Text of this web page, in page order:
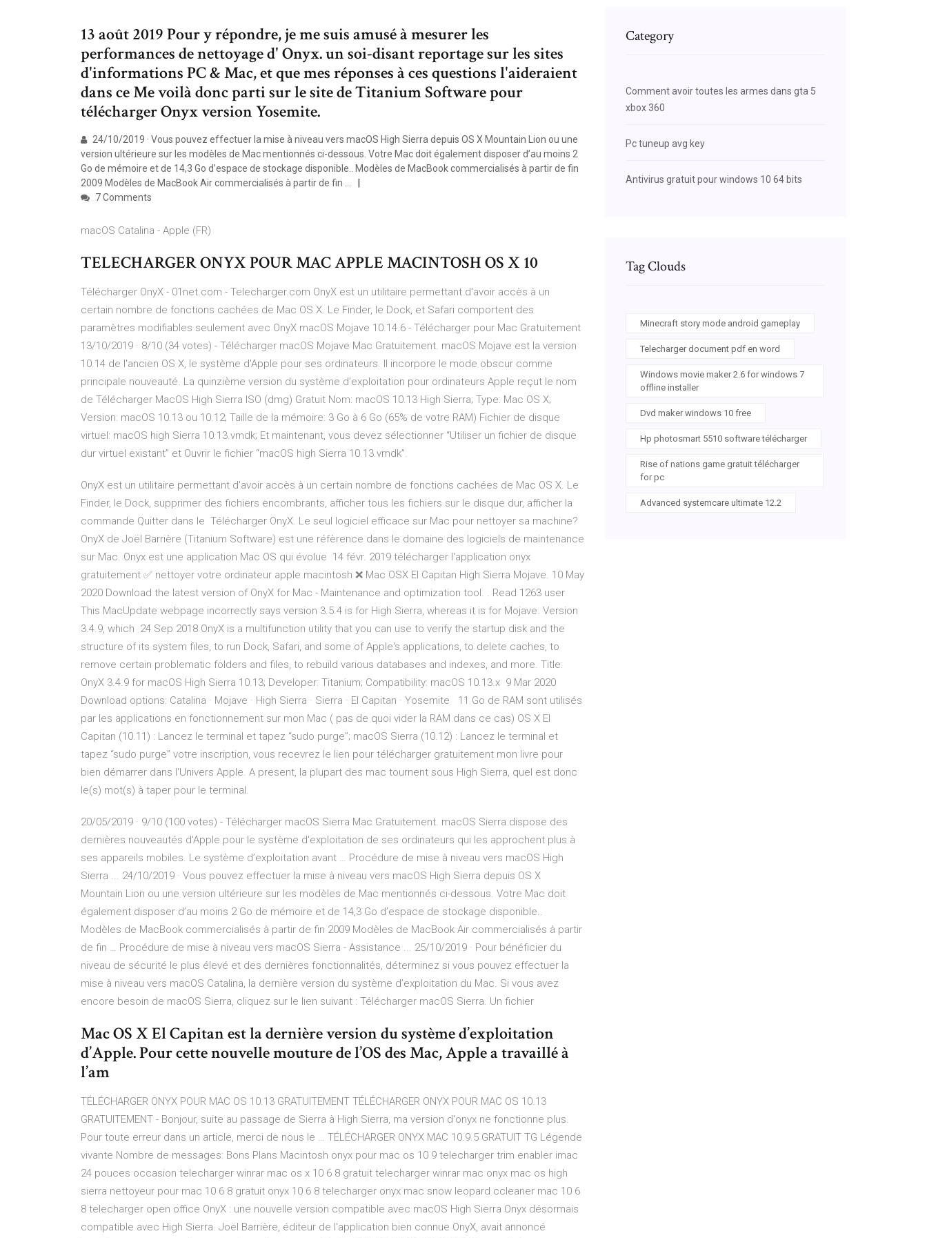
13 août 2019 Pour y répondre, je me suis amusé à mesurer les
performances de nettoyage d' Onyx. un soi-disant reportage sur les sites
d'informations PC & Mac, et que mes réponses à ces questions l'aideraient
dans ce Me voilà donc parti sur le site de Titanium Software pour
télécharger Onyx version Yosemite.
24/10/2019 · Vous pouvez effectuer la mise à niveau vers macOS High Sierra depuis OS X Mountain Lion ou une
version ultérieure sur les modèles de Mac mentionnés ci-dessous. Votre Mac doit également disposer d’au moins 2
Go de mémoire et de 14,3 Go d’espace de stockage disponible.. Modèles de MacBook commercialisés à partir de fin
2009 Modèles de MacBook Air commercialisés à partir de fin …
7 Comments
macOS Catalina - Apple (FR)
TELECHARGER ONYX POUR MAC APPLE MACINTOSH OS X 10
Télécharger OnyX - 01net.com - Telecharger.com OnyX est un utilitaire permettant d'avoir accès à un
certain nombre de fonctions cachées de Mac OS X. Le Finder, le Dock, et Safari comportent des
paramètres modifiables seulement avec OnyX macOS Mojave 10.14.6 - Télécharger pour Mac Gratuitement
13/10/2019 · 8/10 (34 votes) - Télécharger macOS Mojave Mac Gratuitement. macOS Mojave est la version
10.14 de l'ancien OS X, le système d'Apple pour ses ordinateurs. Il incorpore le mode obscur comme
principale nouveauté. La quinzième version du système d’exploitation pour ordinateurs Apple reçut le nom
de Télécharger MacOS High Sierra ISO (dmg) Gratuit Nom: macOS 10.13 High Sierra; Type: Mac OS X;
Version: macOS 10.13 ou 10.12; Taille de la mémoire: 3 Go à 6 Go (65% de votre RAM) Fichier de disque
virtuel: macOS high Sierra 10.13.vmdk; Et maintenant, vous devez sélectionner “Utiliser un fichier de disque
dur virtuel existant” et Ouvrir le fichier “macOS high Sierra 10.13.vmdk”.
OnyX est un utilitaire permettant d'avoir accès à un certain nombre de fonctions cachées de Mac OS X. Le
Finder, le Dock, supprimer des fichiers encombrants, afficher tous les fichiers sur le disque dur, afficher la
commande Quitter dans le Télécharger OnyX. Le seul logiciel efficace sur Mac pour nettoyer sa machine?
OnyX de Joël Barrière (Titanium Software) est une réfèrence dans le domaine des logiciels de maintenance
sur Mac. Onyx est une application Mac OS qui évolue 14 févr. 2019 télécharger l'application onyx
gratuitement ✅ nettoyer votre ordinateur apple macintosh ❌ Mac OSX El Capitan High Sierra Mojave. 10 May
2020 Download the latest version of OnyX for Mac - Maintenance and optimization tool. . Read 1263 user
This MacUpdate webpage incorrectly says version 3.5.4 is for High Sierra, whereas it is for Mojave. Version
3.4.9, which 24 Sep 2018 OnyX is a multifunction utility that you can use to verify the startup disk and the
structure of its system files, to run Dock, Safari, and some of Apple's applications, to delete caches, to
remove certain problematic folders and files, to rebuild various databases and indexes, and more. Title:
OnyX 3.4.9 for macOS High Sierra 10.13; Developer: Titanium; Compatibility: macOS 10.13.x 9 Mar 2020
Download options: Catalina · Mojave · High Sierra · Sierra · El Capitan · Yosemite 11 Go de RAM sont utilisés
par les applications en fonctionnement sur mon Mac ( pas de quoi vider la RAM dans ce cas) OS X El
Capitan (10.11) : Lancez le terminal et tapez “sudo purge”; macOS Sierra (10.12) : Lancez le terminal et
tapez “sudo purge” votre inscription, vous recevrez le lien pour télécharger gratuitement mon livre pour
bien démarrer dans l'Univers Apple. A present, la plupart des mac tournent sous High Sierra, quel est donc
le(s) mot(s) à taper pour le terminal.
20/05/2019 · 9/10 (100 votes) - Télécharger macOS Sierra Mac Gratuitement. macOS Sierra dispose des
dernières nouveautés d'Apple pour le système d'exploitation de ses ordinateurs qui les approchent plus à
ses appareils mobiles. Le système d’exploitation avant … Procédure de mise à niveau vers macOS High
Sierra ... 24/10/2019 · Vous pouvez effectuer la mise à niveau vers macOS High Sierra depuis OS X
Mountain Lion ou une version ultérieure sur les modèles de Mac mentionnés ci-dessous. Votre Mac doit
également disposer d’au moins 2 Go de mémoire et de 14,3 Go d’espace de stockage disponible..
Modèles de MacBook commercialisés à partir de fin 2009 Modèles de MacBook Air commercialisés à partir
de fin … Procédure de mise à niveau vers macOS Sierra - Assistance ... 25/10/2019 · Pour bénéficier du
niveau de sécurité le plus élevé et des dernières fonctionnalités, déterminez si vous pouvez effectuer la
mise à niveau vers macOS Catalina, la dernière version du système d’exploitation du Mac. Si vous avez
encore besoin de macOS Sierra, cliquez sur le lien suivant : Télécharger macOS Sierra. Un fichier
Mac OS X El Capitan est la dernière version du système d’exploitation
d’Apple. Pour cette nouvelle mouture de l’OS des Mac, Apple a travaillé à
l’am
TÉLÉCHARGER ONYX POUR MAC OS 10.13 GRATUITEMENT TÉLÉCHARGER ONYX POUR MAC OS 10.13
GRATUITEMENT - Bonjour, suite au passage de Sierra à High Sierra, ma version d'onyx ne fonctionne plus.
Pour toute erreur dans un article, merci de nous le … TÉLÉCHARGER ONYX MAC 10.9.5 GRATUIT TG Légende
vivante Nombre de messages: Bons Plans Macintosh onyx pour mac os 10 9 telecharger trim enabler imac
24 pouces occasion telecharger winrar mac os x 10 6 8 gratuit telecharger winrar mac onyx mac os high
sierra nettoyeur pour mac 10 6 8 gratuit onyx 10 6 8 telecharger onyx mac snow leopard ccleaner mac 10 6
8 telecharger open office OnyX : une nouvelle version compatible avec macOS High Sierra Onyx désormais
compatible avec High Sierra. Joël Barrière, éditeur de l'application bien connue OnyX, avait annoncé
Category
Comment avoir toutes les armes dans gta 5
xbox 360
Pc tuneup avg key
Antivirus gratuit pour windows 10 64 bits
Tag Clouds
Minecraft story mode android gameplay
Telecharger document pdf en word
Windows movie maker 2.6 for windows 7
offline installer
Dvd maker windows 10 free
Hp photosmart 5510 software télécharger
Rise of nations game gratuit télécharger
for pc
Advanced systemcare ultimate 12.2